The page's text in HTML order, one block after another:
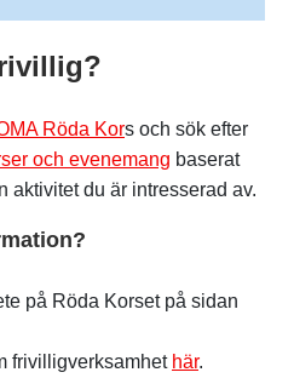
Röda Kors och sök efter
och evenemang baserat
aktivitet du är intresserad av.
på Röda Korset på sidan
frivilligverksamhet här.